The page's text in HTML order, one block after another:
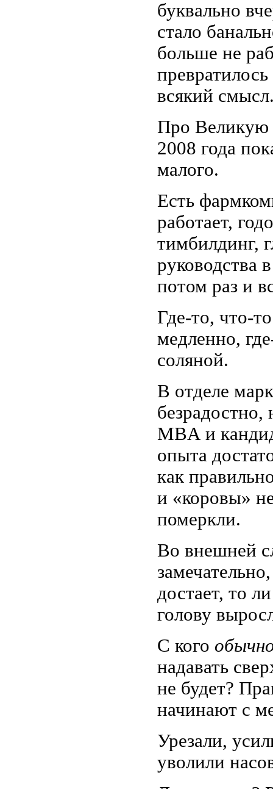
буквально
стало
больше не
всякий
Про Великую
2008 года
малого.
Есть
работает,
тимбилдинг,
руководства
потом раз и
Где-то, что-
медленно,
соляной.
В отделе
MBA и
опыта
как
и «коровы»
померкли.
Во внешней
достает, то
голову
С кого
надавать
не будет?
начинают с
Урезали,
уволили